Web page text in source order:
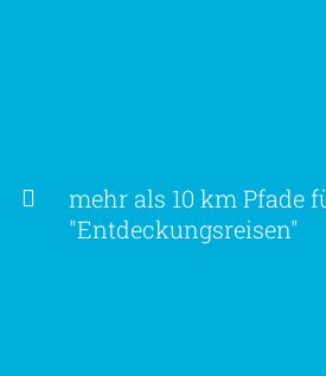
mehr als 10 km Pfade
"Entdeckungsreisen"